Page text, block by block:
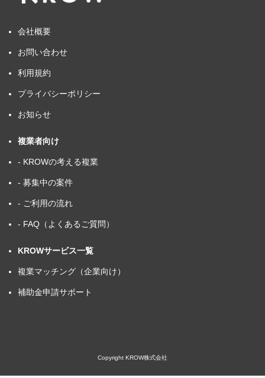
会社概要
お問い合わせ
利用規約
プライバシーポリシー
お知らせ
複業者向け
- KROWの考える複業
- 募集中の案件
- ご利用の流れ
- FAQ（よくあるご質問）
KROWサービス一覧
複業マッチング（企業向け）
補助金申請サポート
Copyright KROW株式会社